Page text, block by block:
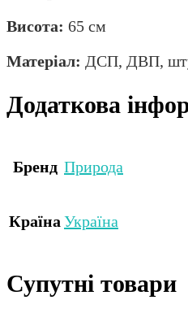
Висота: 65 см
Матеріал: ДСП, ДВП,
Додаткова
Бренд Природа
Країна Україна
Супутні товари